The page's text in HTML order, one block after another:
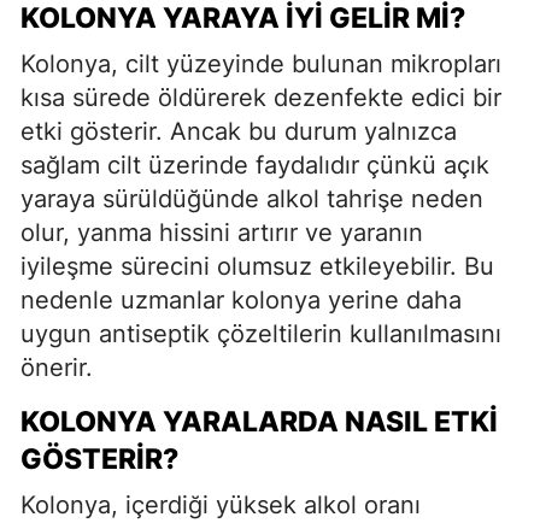
KOLONYA YARAYA İYI GELIR MI?
Kolonya, cilt yüzeyinde bulunan mikropları
kısa sürede öldürerek dezenfekte edici bir
etki gösterir. Ancak bu durum yalnızca
sağlam cilt üzerinde faydalıdır çünkü açık
yaraya sürüldüğünde alkol tahrişe neden
olur, yanma hissini artırır ve yaranın
iyileşme sürecini olumsuz etkileyebilir. Bu
nedenle uzmanlar kolonya yerine daha
uygun antiseptik çözeltilerin kullanılmasını
önerir.
KOLONYA YARALARDA NASIL ETKI
GÖSTERIR?
Kolonya, içerdiği yüksek alkol oranı